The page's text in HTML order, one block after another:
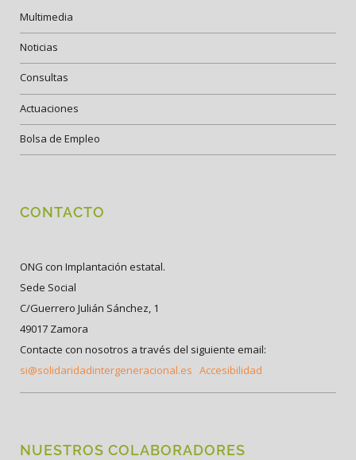
Multimedia
Noticias
Consultas
Actuaciones
Bolsa de Empleo
CONTACTO
ONG con Implantación estatal.
Sede Social
C/Guerrero Julián Sánchez, 1
49017 Zamora
Contacte con nosotros a través del siguiente email:
si@solidaridadintergeneracional.es Accesibilidad
NUESTROS COLABORADORES